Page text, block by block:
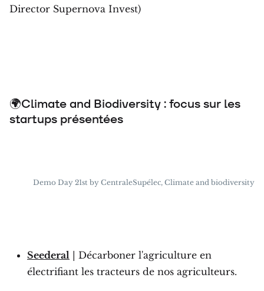
Director Supernova Invest)
🌍Climate and Biodiversity : focus sur les
startups présentées
Demo Day 21st by CentraleSupélec, Climate and biodiversity
Seederal | Décarboner l'agriculture en
électrifiant les tracteurs de nos agriculteurs.